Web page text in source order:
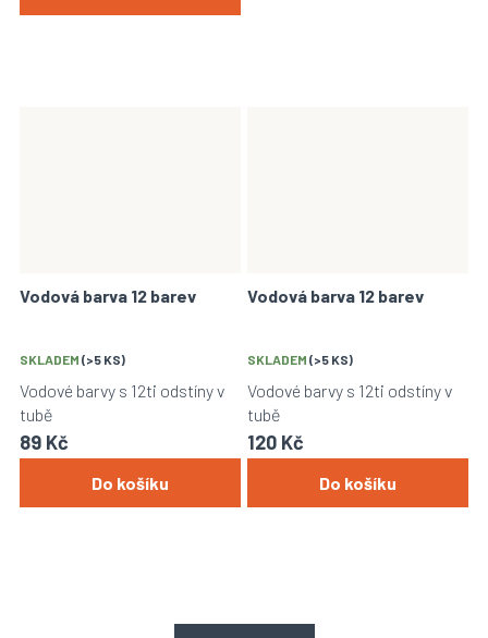
Vodová barva 12 barev
SKLADEM (>5 KS)
89 Kč
Do košíku
Vodové barvy s 12ti odstíny v
tubě
Vodová barva 12 barev
SKLADEM (>5 KS)
120 Kč
Do košíku
Vodové barvy s 12ti odstíny v
tubě